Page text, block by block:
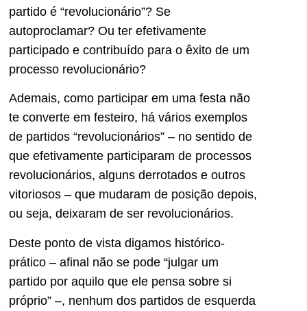
partido é “revolucionário”? Se
autoproclamar? Ou ter efetivamente
participado e contribuído para o êxito de um
processo revolucionário?
Ademais, como participar em uma festa não
te converte em festeiro, há vários exemplos
de partidos “revolucionários” – no sentido de
que efetivamente participaram de processos
revolucionários, alguns derrotados e outros
vitoriosos – que mudaram de posição depois,
ou seja, deixaram de ser revolucionários.
Deste ponto de vista digamos histórico-
prático – afinal não se pode “julgar um
partido por aquilo que ele pensa sobre si
próprio” –, nenhum dos partidos de esquerda